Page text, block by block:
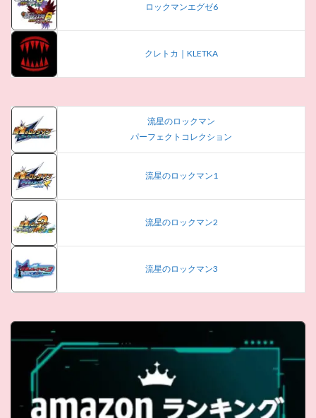
ロックマンエグゼ6
クレトカ｜KLETKA
流星のロックマン
パーフェクトコレクション
流星のロックマン1
流星のロックマン2
流星のロックマン3